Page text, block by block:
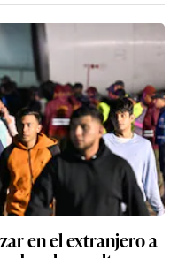
en el extranjero a